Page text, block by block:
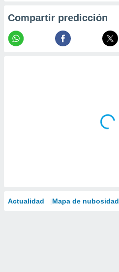
Compartir predicción
Actualidad Mapa de nubosidad